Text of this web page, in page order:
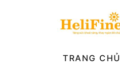
TRANG CHỦ